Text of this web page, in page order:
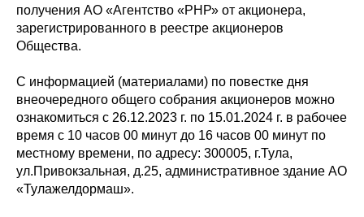
получения АО «Агентство «РНР» от акционера,
зарегистрированного в реестре акционеров
Общества.
С информацией (материалами) по повестке дня
внеочередного общего собрания акционеров можно
ознакомиться с 26.12.2023 г. по 15.01.2024 г. в рабочее
время с 10 часов 00 минут до 16 часов 00 минут по
местному времени, по адресу: 300005, г.Тула,
ул.Привокзальная, д.25, административное здание АО
«Тулажелдормаш».